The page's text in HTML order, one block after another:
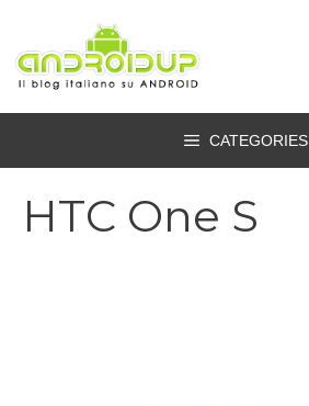
contenuto
CATEGORIES
HTC One S